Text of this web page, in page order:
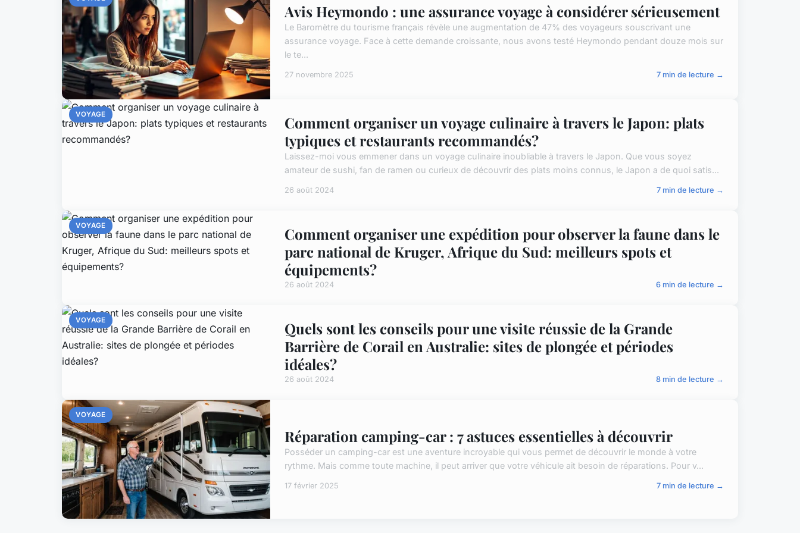
Avis Heymondo : une assurance voyage à considérer sérieusement
Le Baromètre du tourisme français révèle une augmentation de 47% des voyageurs souscrivant une
assurance voyage. Face à cette demande croissante, nous avons testé Heymondo pendant douze mois sur
le te...
27 novembre 2025 7 min de lecture →
VOYAGE
Comment organiser un voyage culinaire à travers le Japon: plats
typiques et restaurants recommandés?
Laissez-moi vous emmener dans un voyage culinaire inoubliable à travers le Japon. Que vous soyez
amateur de sushi, fan de ramen ou curieux de découvrir des plats moins connus, le Japon a de quoi satis...
26 août 2024 7 min de lecture →
VOYAGE
Comment organiser une expédition pour observer la faune dans le
parc national de Kruger, Afrique du Sud: meilleurs spots et
équipements?
26 août 2024 6 min de lecture →
VOYAGE
Quels sont les conseils pour une visite réussie de la Grande
Barrière de Corail en Australie: sites de plongée et périodes
idéales?
26 août 2024 8 min de lecture →
VOYAGE
Réparation camping-car : 7 astuces essentielles à découvrir
Posséder un camping-car est une aventure incroyable qui vous permet de découvrir le monde à votre
rythme. Mais comme toute machine, il peut arriver que votre véhicule ait besoin de réparations. Pour v...
17 février 2025 7 min de lecture →